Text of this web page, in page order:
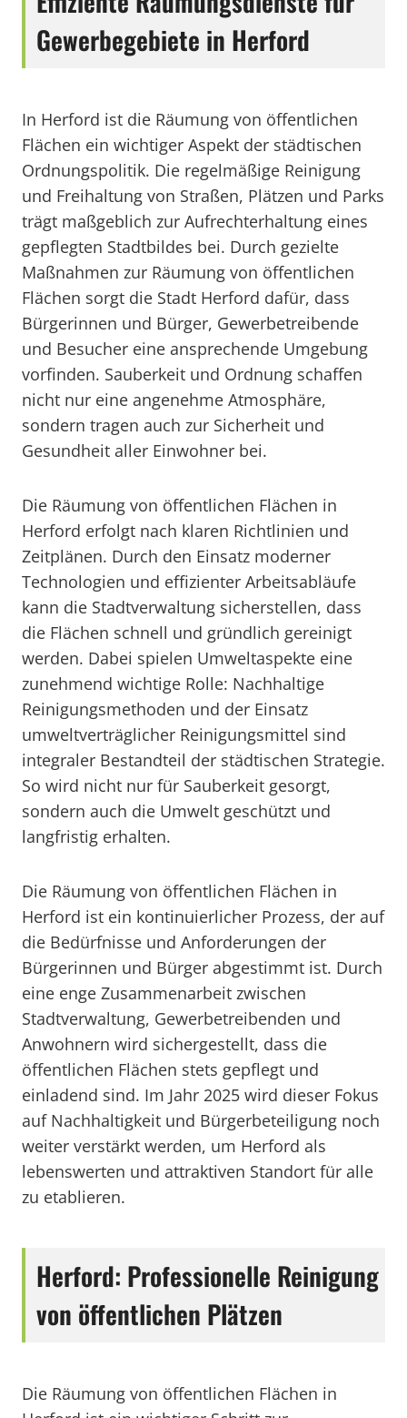
Gewerbegebiete in Herford
In Herford ist die Räumung von öffentlichen
Flächen ein wichtiger Aspekt der städtischen
Ordnungspolitik. Die regelmäßige Reinigung
und Freihaltung von Straßen, Plätzen und Parks
trägt maßgeblich zur Aufrechterhaltung eines
gepflegten Stadtbildes bei. Durch gezielte
Maßnahmen zur Räumung von öffentlichen
Flächen sorgt die Stadt Herford dafür, dass
Bürgerinnen und Bürger, Gewerbetreibende
und Besucher eine ansprechende Umgebung
vorfinden. Sauberkeit und Ordnung schaffen
nicht nur eine angenehme Atmosphäre,
sondern tragen auch zur Sicherheit und
Gesundheit aller Einwohner bei.
Die Räumung von öffentlichen Flächen in
Herford erfolgt nach klaren Richtlinien und
Zeitplänen. Durch den Einsatz moderner
Technologien und effizienter Arbeitsabläufe
kann die Stadtverwaltung sicherstellen, dass
die Flächen schnell und gründlich gereinigt
werden. Dabei spielen Umweltaspekte eine
zunehmend wichtige Rolle: Nachhaltige
Reinigungsmethoden und der Einsatz
umweltverträglicher Reinigungsmittel sind
integraler Bestandteil der städtischen Strategie.
So wird nicht nur für Sauberkeit gesorgt,
sondern auch die Umwelt geschützt und
langfristig erhalten.
Die Räumung von öffentlichen Flächen in
Herford ist ein kontinuierlicher Prozess, der auf
die Bedürfnisse und Anforderungen der
Bürgerinnen und Bürger abgestimmt ist. Durch
eine enge Zusammenarbeit zwischen
Stadtverwaltung, Gewerbetreibenden und
Anwohnern wird sichergestellt, dass die
öffentlichen Flächen stets gepflegt und
einladend sind. Im Jahr 2025 wird dieser Fokus
auf Nachhaltigkeit und Bürgerbeteiligung noch
weiter verstärkt werden, um Herford als
lebenswerten und attraktiven Standort für alle
zu etablieren.
Herford: Professionelle Reinigung
von öffentlichen Plätzen
Die Räumung von öffentlichen Flächen in